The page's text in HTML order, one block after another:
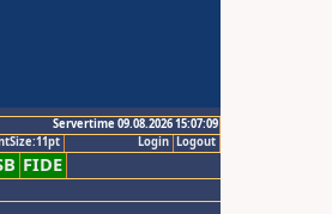
Servertime 09.08.2026 15:07:09
Logout
Login
FIDE